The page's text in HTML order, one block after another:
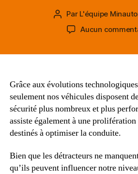
Auteur
l’article
Par L'équipe
Aucun
Grâce aux évolutions
seulement nos véhicules disposent
sécurité plus nombreux et plus
assiste également à une prolifération
destinés à optimiser la conduite.
Bien que les détracteurs ne
qu’ils peuvent influencer notre